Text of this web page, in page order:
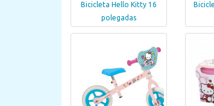
Bicicleta Hello Kitty 16
polegadas